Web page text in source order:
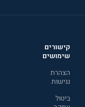
קישורים
שימושים
הצהרת
נגישות
ביטול